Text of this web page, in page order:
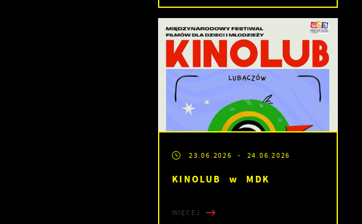
23.06.2026 - 24.06.2026
KINOLUB w MDK
WIĘCEJ